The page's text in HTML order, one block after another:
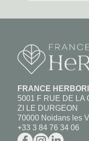
FRANCE
5001 F RUE DE LA
ZI LE DURGEON
70000 Noidans les
+33 3 84 76 34 06